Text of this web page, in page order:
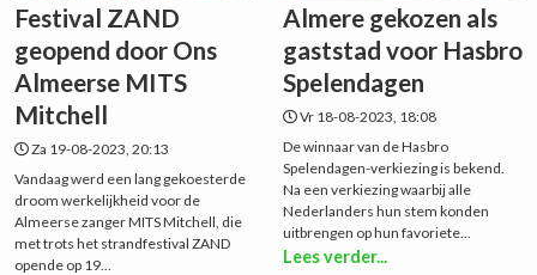
Festival ZAND
geopend door Ons
Almeerse MITS
Mitchell
Za 19-08-2023, 20:13
Vandaag werd een lang gekoesterde
droom werkelijkheid voor de
Almeerse zanger MITS Mitchell, die
met trots het strandfestival ZAND
opende op 19...
Almere gekozen als
gaststad voor Hasbro
Spelendagen
Vr 18-08-2023, 18:08
De winnaar van de Hasbro
Spelendagen-verkiezing is bekend.
Na een verkiezing waarbij alle
Nederlanders hun stem konden
uitbrengen op hun favoriete...
Lees verder...